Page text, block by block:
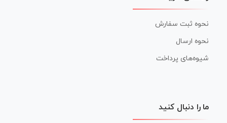
نحوه ثبت سفارش
نحوه ارسال
شیوه‌های پرداخت
ما را دنبال کنید